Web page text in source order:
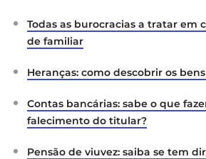
Todas as burocracias a tratar em
de familiar
Heranças: como descobrir os
Contas bancárias: sabe o que
falecimento do titular?
Pensão de viuvez: saiba se tem